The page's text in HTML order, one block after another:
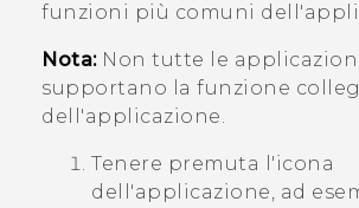
funzioni più comuni
Nota:Non tutte le
supportano la funzione
dell'applicazione.
Tenere premuta l'icona
dell'applicazione, ad